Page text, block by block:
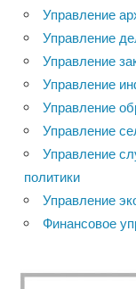
Управление
Управление
Управление
Управление
Управление
Управление
Управление
политики
Управление
Финансовое